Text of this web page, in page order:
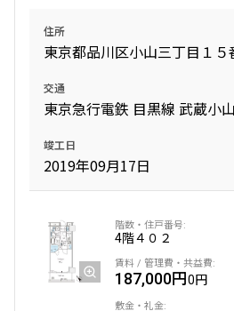
住所
東京都品川区小山三丁目１５
交通
東京急行電鉄 目黒線 武蔵小
竣工日
2019年09月17日
4階４０２
187,000円0円